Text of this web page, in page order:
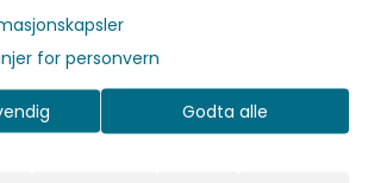
for personvern
Godta alle